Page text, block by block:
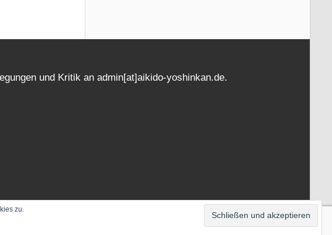
und Kritik an admin[at]aikido-yoshinkan.de.
zu.